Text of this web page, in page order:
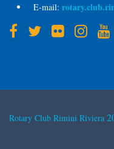
E-mail:
Rotary Club Rimini Riviera